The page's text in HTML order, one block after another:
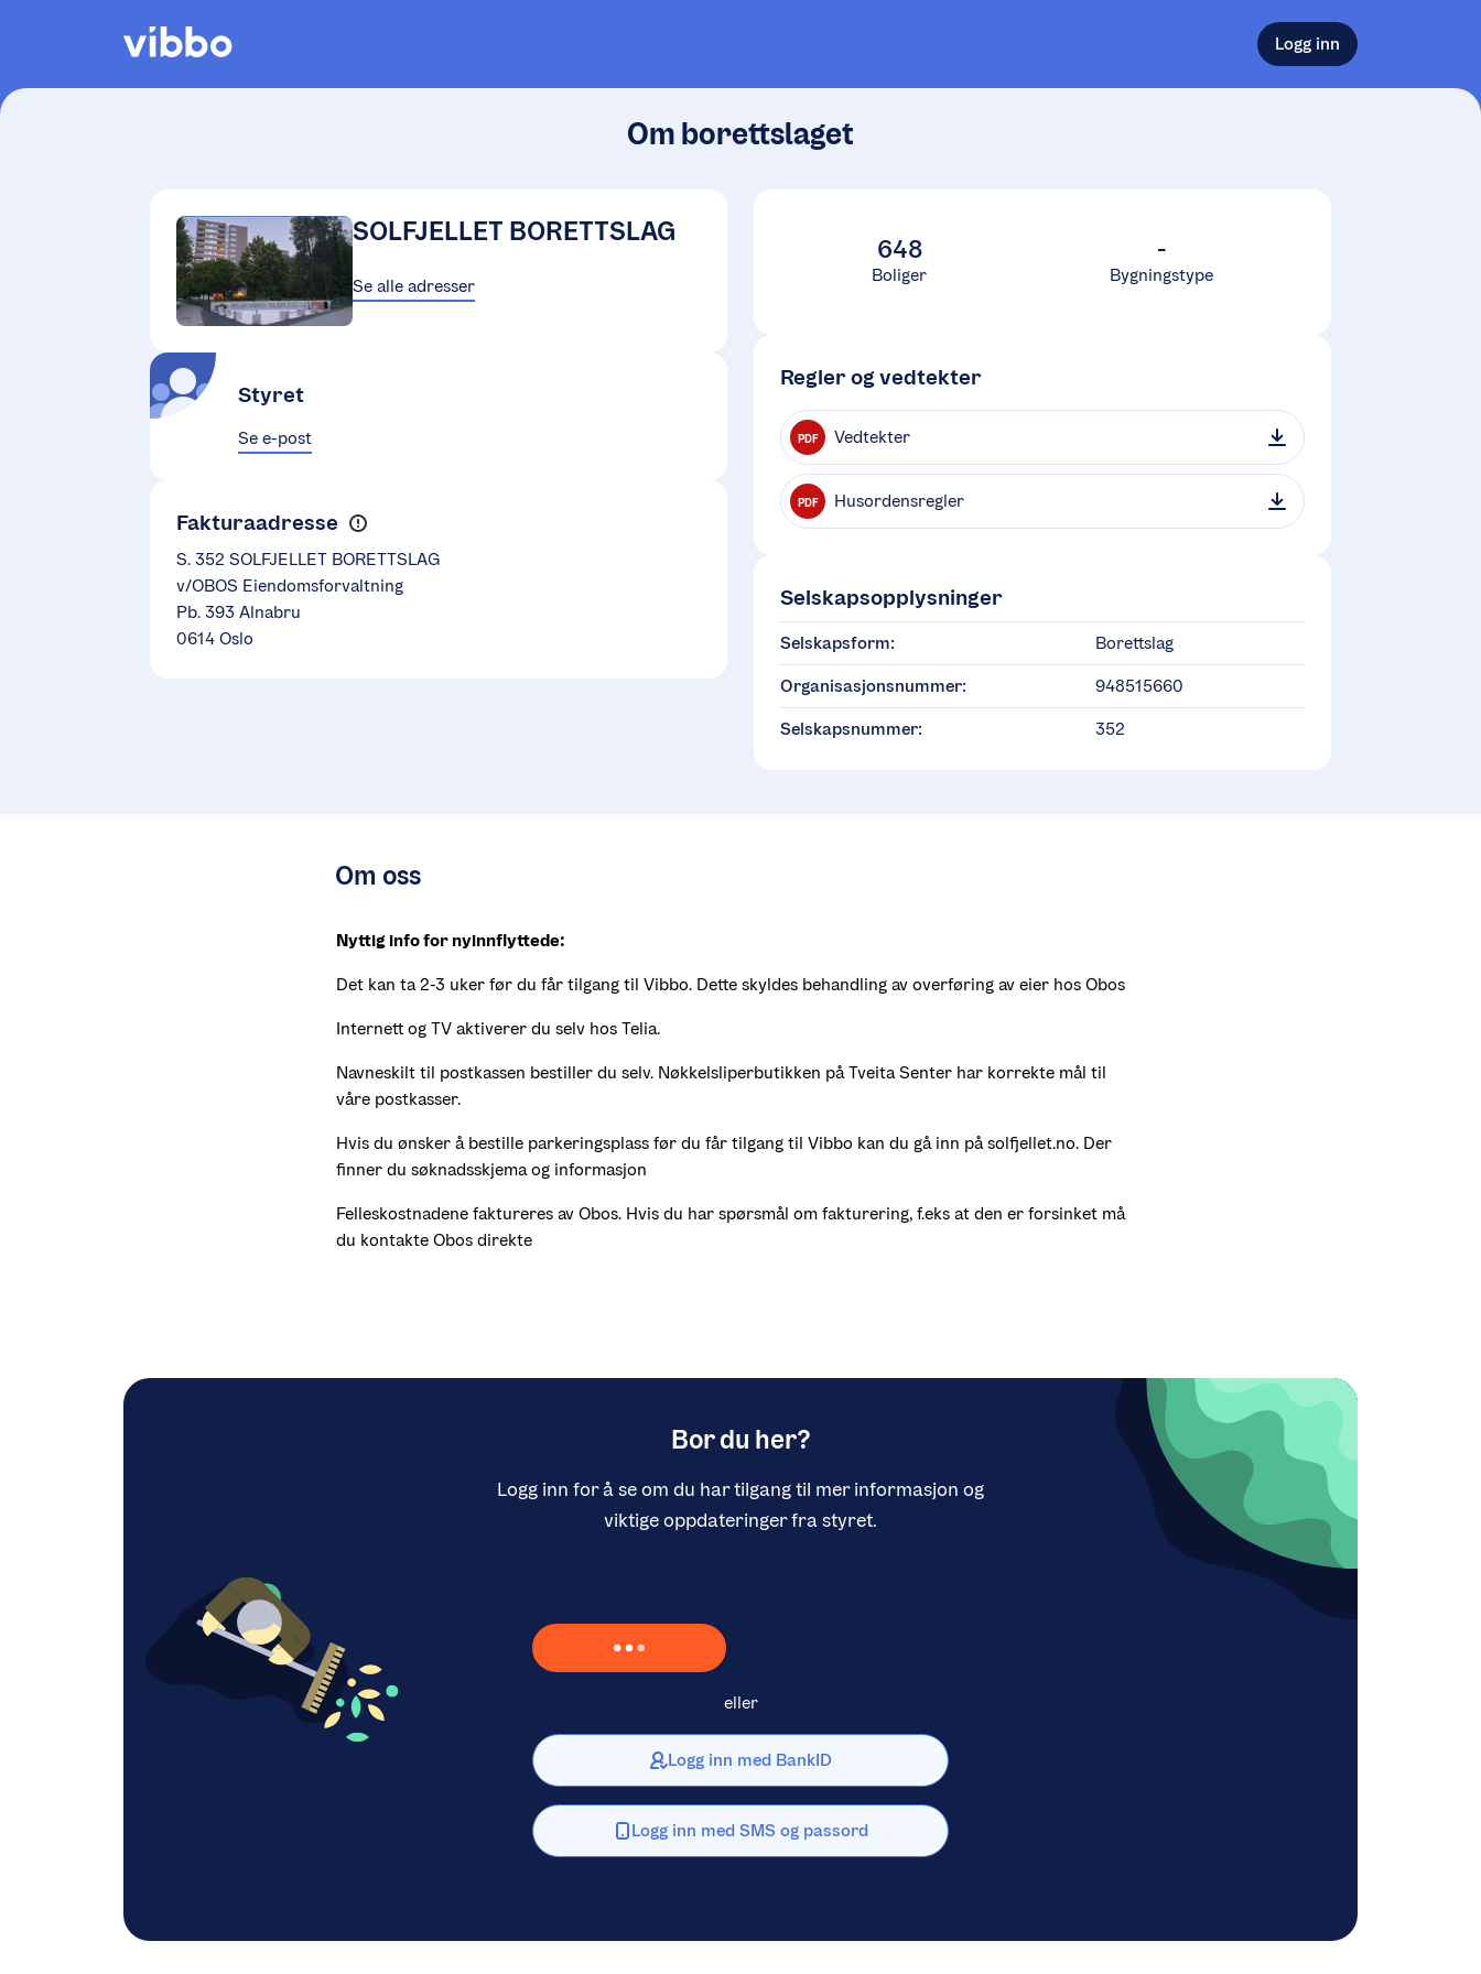
Logg inn
Om borettslaget
SOLFJELLET BORETTSLAG
Se alle adresser
Styret
Se e-post
Fakturaadresse
S. 352 SOLFJELLET BORETTSLAG
v/OBOS Eiendomsforvaltning
Pb. 393 Alnabru
0614 Oslo
648
Boliger
-
Bygningstype
Regler og vedtekter
PDF Vedtekter
PDF Husordensregler
Selskapsopplysninger
Selskapsform: Borettslag
Organisasjonsnummer: 948515660
Selskapsnummer: 352
Om oss
Nyttig info for nyinnflyttede:
Det kan ta 2-3 uker før du får tilgang til Vibbo. Dette skyldes behandling av overføring av eier hos Obos
Internett og TV aktiverer du selv hos Telia.
Navneskilt til postkassen bestiller du selv. Nøkkelsliperbutikken på Tveita Senter har korrekte mål til
våre postkasser.
Hvis du ønsker å bestille parkeringsplass før du får tilgang til Vibbo kan du gå inn på solfjellet.no. Der
finner du søknadsskjema og informasjon
Felleskostnadene faktureres av Obos. Hvis du har spørsmål om fakturering, f.eks at den er forsinket må
du kontakte Obos direkte
Bor du her?
Logg inn for å se om du har tilgang til mer informasjon og
viktige oppdateringer fra styret.
Laster inn Vipps …
eller
Logg inn med BankID
Logg inn med SMS og passord